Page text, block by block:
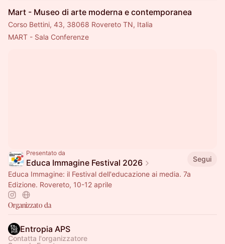
Mart - Museo di arte moderna e contemporanea
Corso Bettini, 43, 38068 Rovereto TN, Italia
MART - Sala Conferenze
Presentato da
Educa Immagine Festival 2026
Segui
Educa Immagine: il Festival dell'educazione ai media. 7a
Edizione. Rovereto, 10-12 aprile
Organizzato da
Entropia APS
Contatta l'organizzatore